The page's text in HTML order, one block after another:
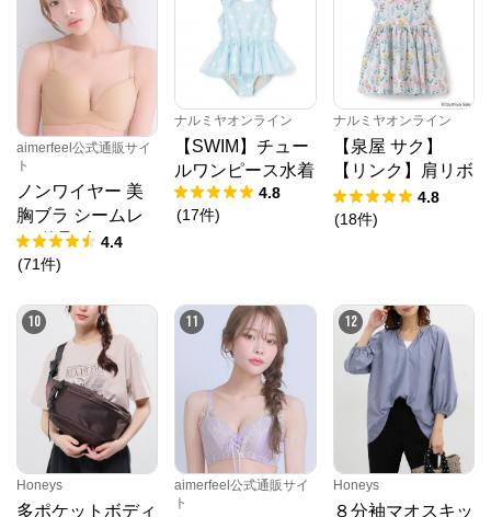
aimerfeel公式通販サイ
ト
ノンワイヤー 美
胸ブラ シームレ
ス 単品ブラジャ
ー
4.4
(71件)
ナルミヤオンライン
【SWIM】チュー
ルワンピース水着
4.8
(17件)
ナルミヤオンライン
【泉屋 サク】
【リンク】肩リボ
ンフラワーキャッ
トワンピース
4.8
(18件)
10
Honeys
多ポケットボディ
11
aimerfeel公式通販サイ
ト
12
Honeys
８分袖マオスキッ
SNIDEL（スナイデル）公式サイト
※外部サイトが開きます